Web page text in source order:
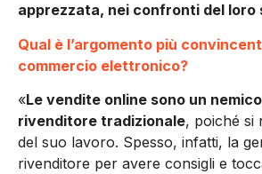
apprezzata, nei confronti del loro
Qual è l’argomento più
commercio elettronico?
«Le vendite online sono un
rivenditore tradizionale, poiché si
del suo lavoro. Spesso, infatti, la
rivenditore per avere consigli e